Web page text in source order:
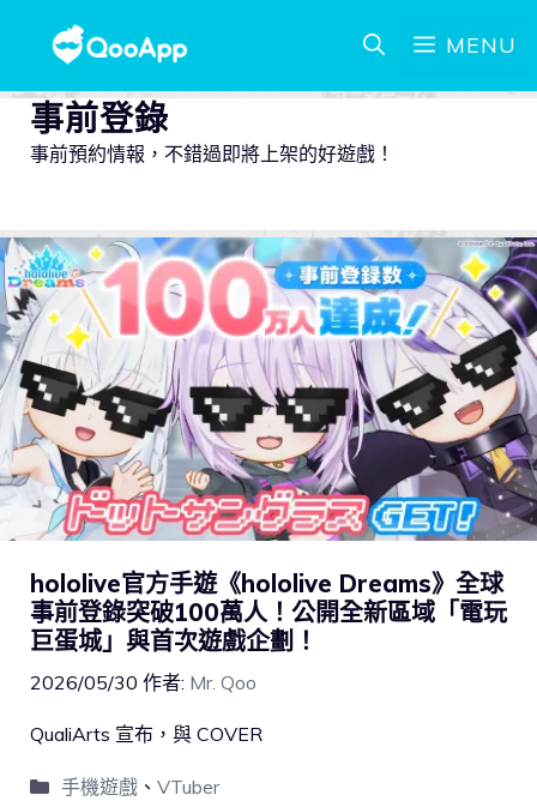
MENU
事前登錄
事前預約情報，不錯過即將上架的好遊戲！
hololive官方手遊《hololive Dreams》全球
事前登錄突破100萬人！公開全新區域「電玩
巨蛋城」與首次遊戲企劃！
2026/05/30 作者: Mr. Qoo
QualiArts 宣布，與 COVER
手機遊戲、 VTuber